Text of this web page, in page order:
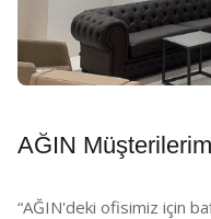
AĞIN
“AĞIN'deki ofisimiz için